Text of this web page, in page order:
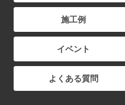
施工例
イベント
よくある質問